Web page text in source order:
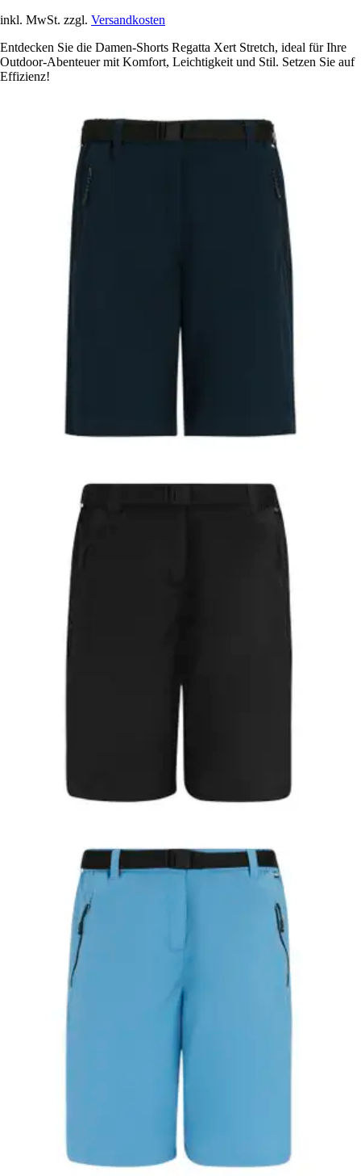
inkl. MwSt. zzgl. Versandkosten
Entdecken Sie die Damen-Shorts Regatta Xert Stretch, ideal für Ihre
Outdoor-Abenteuer mit Komfort, Leichtigkeit und Stil. Setzen Sie auf
Effizienz!